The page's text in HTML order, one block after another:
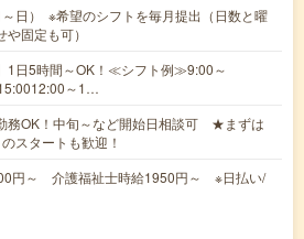
日） ※希望のシフトを毎月提出（日数と曜
や固定も可）
1日5時間～OK！≪シフト例≫9:00～
～1…
務OK！中旬～など開始日相談可 ★まずは
スタートも歓迎！
円～ 介護福祉士時給1950円～ ※日払い/